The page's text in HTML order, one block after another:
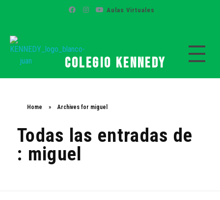
Aulas Virtuales
Colegio Kennedy
Home » Archives for miguel
Todas las entradas de
: miguel